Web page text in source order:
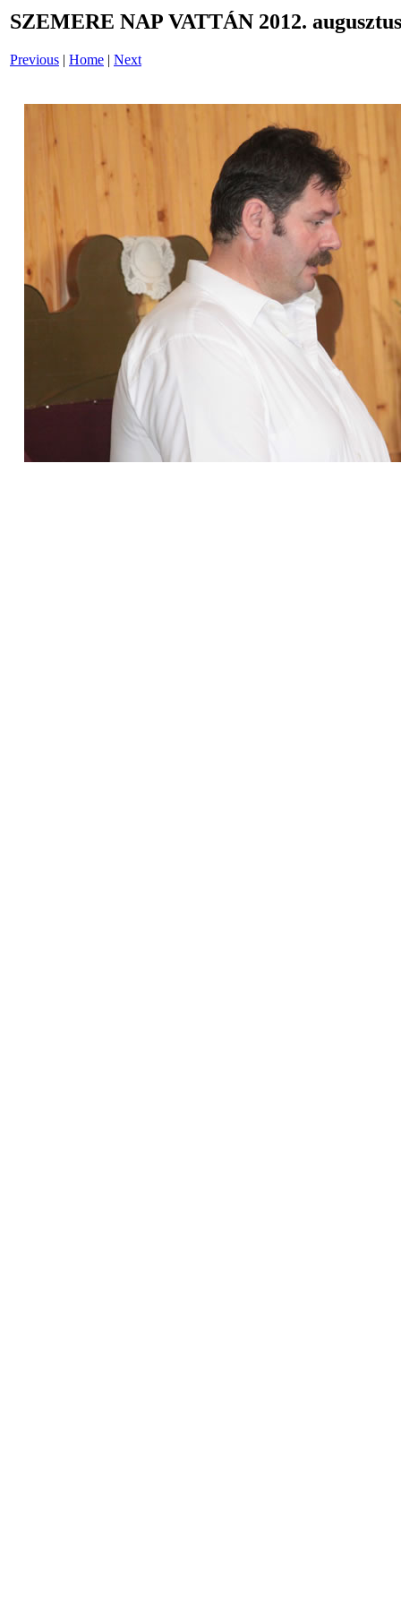
SZEMERE NAP VATTÁN 2012.
Previous | Home | Next